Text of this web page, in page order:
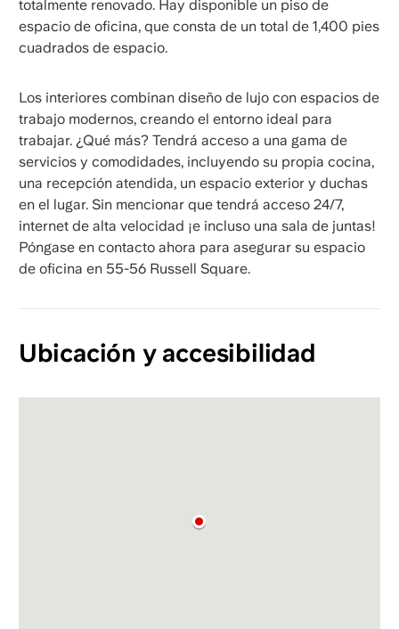
totalmente renovado. Hay disponible un piso de
espacio de oficina, que consta de un total de 1,400 pies
cuadrados de espacio.
Los interiores combinan diseño de lujo con espacios de
trabajo modernos, creando el entorno ideal para
trabajar. ¿Qué más? Tendrá acceso a una gama de
servicios y comodidades, incluyendo su propia cocina,
una recepción atendida, un espacio exterior y duchas
en el lugar. Sin mencionar que tendrá acceso 24/7,
internet de alta velocidad ¡e incluso una sala de juntas!
Póngase en contacto ahora para asegurar su espacio
de oficina en 55-56 Russell Square.
Ubicación y accesibilidad